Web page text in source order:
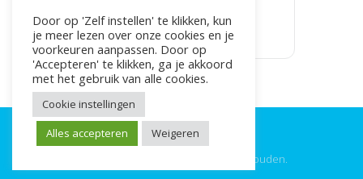
©2025 Live4Fit. Alle rechten voorbehouden.
Door op 'Zelf instellen' te klikken, kun
je meer lezen over onze cookies en je
voorkeuren aanpassen. Door op
'Accepteren' te klikken, ga je akkoord
met het gebruik van alle cookies.
Cookie instellingen
Alles accepteren
Weigeren